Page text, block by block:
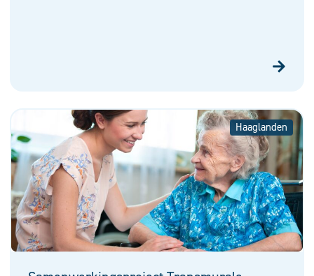
Haaglanden